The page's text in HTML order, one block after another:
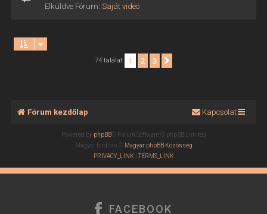
Elküldve Fórum: Saját videó
74 találat 1 2 3
Fórum kezdőlap Kapcsolat
Powered by phpBB® Forum Software © phpBB Limited
Magyar fordítás ©
Magyar phpBB Közösség
PRIVACY_LINK| TERMS_LINK
FACEBOOK